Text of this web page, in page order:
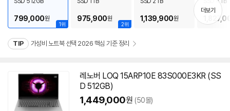
기
1위
799,000원
2위
975,900원 1,139,900원
더보기
TIP 가성비 노트북 선택 2026 핵심 기준 정리
레노버 LOQ 15ARP10E 83S000E3KR (SS
D 512GB)
1,449,000원 (50몰)